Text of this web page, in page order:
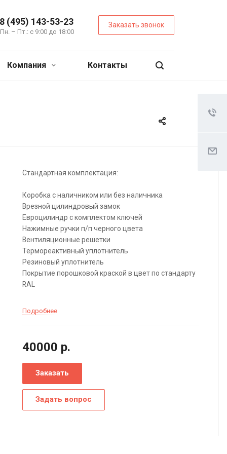
8 (495) 143-53-23
Пн. – Пт.: с 9:00 до 18:00
Заказать звонок
Компания Контакты
Стандартная комплектация:
Коробка с наличником или без наличника
Врезной цилиндровый замок
Евроцилиндр с комплектом ключей
Нажимные ручки п/п черного цвета
Вентиляционные решетки
Термореактивный уплотнитель
Резиновый уплотнитель
Покрытие порошковой краской в цвет по стандарту
RAL
Подробнее
40000 р.
Заказать
Задать вопрос